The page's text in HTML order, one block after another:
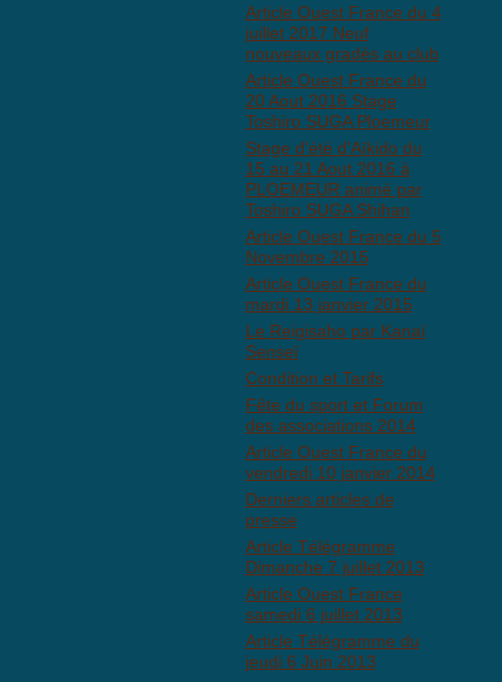
Article Ouest France du 4
juillet 2017 Neuf
nouveaux gradés au club
Article Ouest France du
20 Aout 2016 Stage
Toshiro SUGA Ploemeur
Stage d'été d'Aïkido du
15 au 21 Aout 2016 à
PLOEMEUR animé par
Toshiro SUGA Shihan
Article Ouest France du 5
Novembre 2015
Article Ouest France du
mardi 13 janvier 2015
Le Reigisaho par Kanaï
Senseï
Condition et Tarifs
Fête du sport et Forum
des associations 2014
Article Ouest France du
vendredi 10 janvier 2014
Derniers articles de
presse
Article Télégramme
Dimanche 7 juillet 2013
Article Ouest France
samedi 6 juillet 2013
Article Télégramme du
jeudi 6 Juin 2013